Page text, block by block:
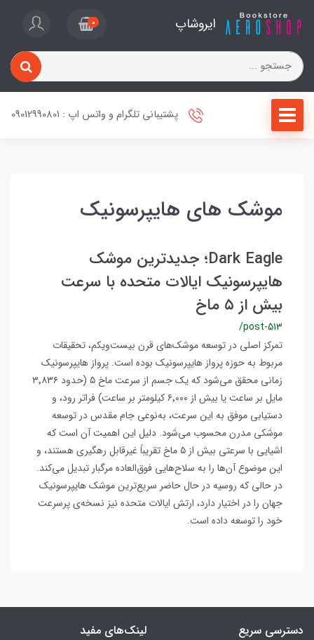
ایروشاپ 0
پشتیبانی تلگرام و واتس اپ : 09012990801
موشک های هایپرسونیک
Dark Eagle؛ جدیدترین موشک
هایپرسونیک ایالات متحده با سرعت
بیش از ۵ ماخ
/post-513
تمرکز اصلی در توسعه موشک‌های قرن بیست‌ویکم، تحقیقات
مربوط به حوزه پرواز هایپرسونیک بوده است. پرواز هایپرسونیک
زمانی محقق می‌شود که یک جسم از سرعت ماخ ۵ (حدود ۳٬۸۳۶
مایل بر ساعت یا بیش از ۶٬۰۰۰ کیلومتر بر ساعت) فراتر رود، و
دستیابی موفق به این سرعت، به‌نوعی جام مقدس در توسعه
موشکی مدرن محسوب می‌شود. دلیل این اهمیت آن است که
اشیایی با سرعتی بیش از ۵ ماخ تقریباً غیرقابل رهگیری هستند، و
این موضوع آن‌ها را به سلاح‌هایی فوق‌العاده مرگبار تبدیل می‌کند.
در حالی که روسیه در حال حاضر سریع‌ترین موشک هایپرسونیک
جهان را در اختیار دارد، ارتش ایالات متحده نیز نسخه‌ی پرسرعت
خود را توسعه داده است.
دسترسی سریع لینک‌های مفید